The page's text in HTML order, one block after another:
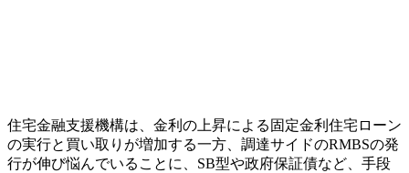
住宅金融支援機構は、金利の上昇による固定金利住宅ローン
の実行と買い取りが増加する一方、調達サイドのRMBSの発
行が伸び悩んでいることに、SB型や政府保証債など、手段